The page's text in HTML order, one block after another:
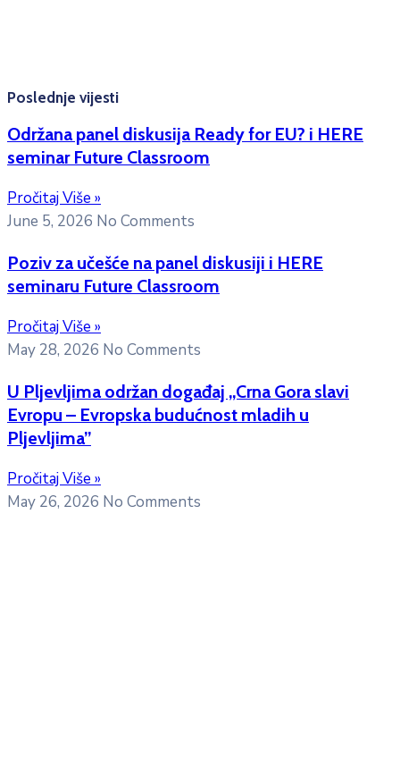
Poslednje vijesti
Održana panel diskusija Ready for EU? i HERE
seminar Future Classroom
Pročitaj Više »
June 5, 2026 No Comments
Poziv za učešće na panel diskusiji i HERE
seminaru Future Classroom
Pročitaj Više »
May 28, 2026 No Comments
U Pljevljima održan događaj „Crna Gora slavi
Evropu – Evropska budućnost mladih u
Pljevljima”
Pročitaj Više »
May 26, 2026 No Comments